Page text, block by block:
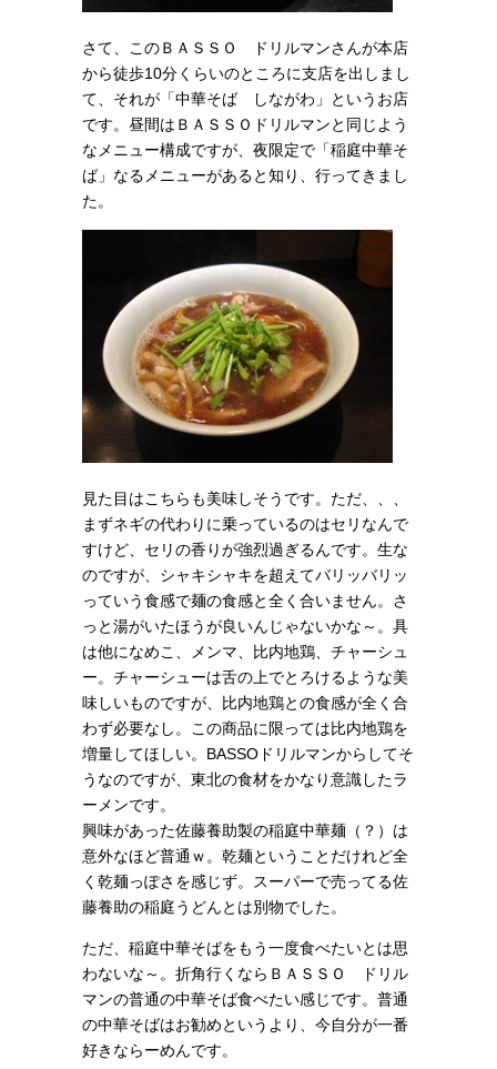
さて、このＢＡＳＳＯ ドリルマンさんが本店
から徒歩10分くらいのところに支店を出しまし
て、それが「中華そば しながわ」というお店
です。昼間はＢＡＳＳＯドリルマンと同じよう
なメニュー構成ですが、夜限定で「稲庭中華そ
ば」なるメニューがあると知り、行ってきまし
た。
見た目はこちらも美味しそうです。ただ、、、
まずネギの代わりに乗っているのはセリなんで
すけど、セリの香りが強烈過ぎるんです。生な
のですが、シャキシャキを超えてバリッバリッ
っていう食感で麺の食感と全く合いません。さ
っと湯がいたほうが良いんじゃないかな～。具
は他になめこ、メンマ、比内地鶏、チャーシュ
ー。チャーシューは舌の上でとろけるような美
味しいものですが、比内地鶏との食感が全く合
わず必要なし。この商品に限っては比内地鶏を
増量してほしい。BASSOドリルマンからしてそ
うなのですが、東北の食材をかなり意識したラ
ーメンです。
興味があった佐藤養助製の稲庭中華麺（？）は
意外なほど普通ｗ。乾麺ということだけれど全
く乾麺っぽさを感じず。スーパーで売ってる佐
藤養助の稲庭うどんとは別物でした。
ただ、稲庭中華そばをもう一度食べたいとは思
わないな～。折角行くならＢＡＳＳＯ ドリル
マンの普通の中華そば食べたい感じです。 普通
の中華そばはお勧めというより、今自分が一番
好きならーめんです。